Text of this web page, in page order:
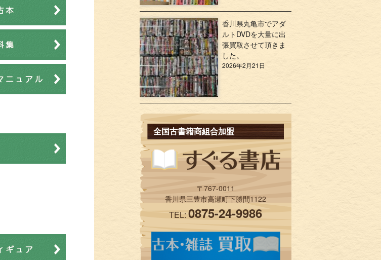
香川県丸亀市でアダ
ルトDVDを大量に出
張買取させて頂きま
した。
2026年2月21日
全国古書籍商組合加盟
〒767-0011
香川県三豊市高瀬町下勝間1122
TEL:0875-24-9986